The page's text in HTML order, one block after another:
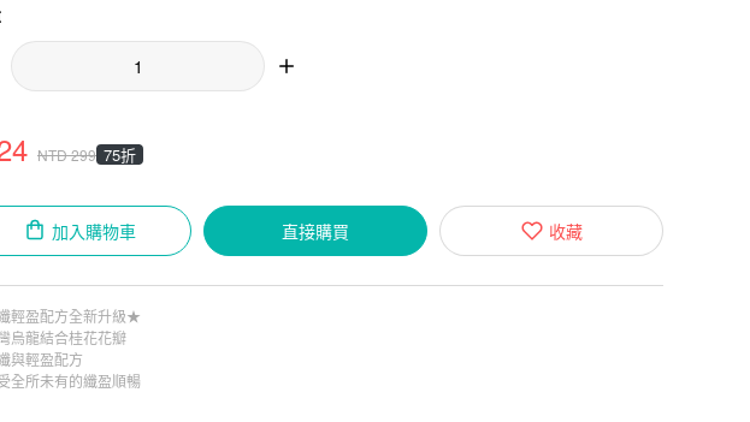
NTD299 75折
加入購物車 直接購買 收藏
輕盈配方全新升級★
烏龍結合桂花花瓣
與輕盈配方
全所未有的纖盈順暢